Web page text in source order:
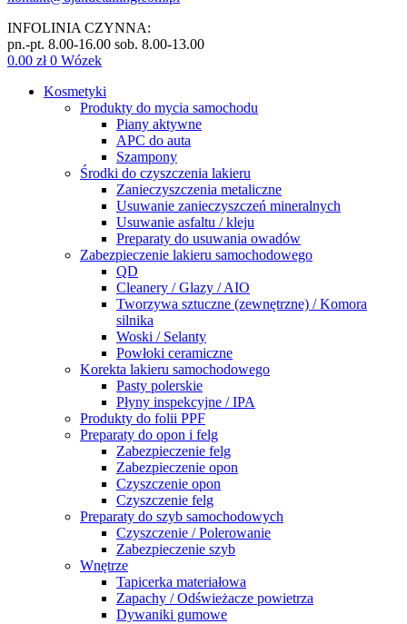
INFOLINIA CZYNNA:
pn.-pt. 8.00-16.00 sob. 8.00-13.00
0.00 zł 0 Wózek
Kosmetyki
Produkty do mycia samochodu
Piany aktywne
APC do auta
Szampony
Środki do czyszczenia lakieru
Zanieczyszczenia metaliczne
Usuwanie zanieczyszczeń mineralnych
Usuwanie asfaltu / kleju
Preparaty do usuwania owadów
Zabezpieczenie lakieru samochodowego
QD
Cleanery / Glazy / AIO
Tworzywa sztuczne (zewnętrzne) / Komora
silnika
Woski / Selanty
Powłoki ceramiczne
Korekta lakieru samochodowego
Pasty polerskie
Płyny inspekcyjne / IPA
Produkty do folii PPF
Preparaty do opon i felg
Zabezpieczenie felg
Zabezpieczenie opon
Czyszczenie opon
Czyszczenie felg
Preparaty do szyb samochodowych
Czyszczenie / Polerowanie
Zabezpieczenie szyb
Wnętrze
Tapicerka materiałowa
Zapachy / Odświeżacze powietrza
Dywaniki gumowe